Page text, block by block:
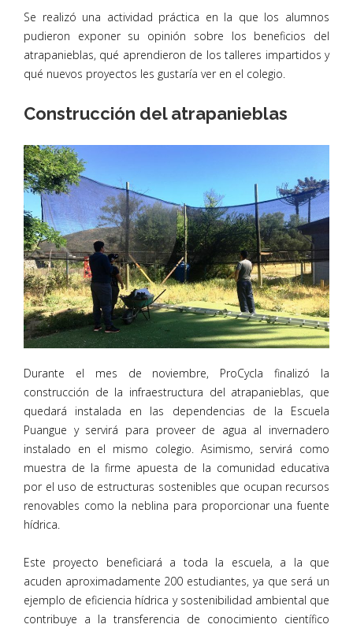
Se realizó una actividad práctica en la que los alumnos
pudieron exponer su opinión sobre los beneficios del
atrapanieblas, qué aprendieron de los talleres impartidos y
qué nuevos proyectos les gustaría ver en el colegio.
Construcción del atrapanieblas
Durante el mes de noviembre, ProCycla finalizó la
construcción de la infraestructura del atrapanieblas, que
quedará instalada en las dependencias de la Escuela
Puangue y servirá para proveer de agua al invernadero
instalado en el mismo colegio. Asimismo, servirá como
muestra de la firme apuesta de la comunidad educativa
por el uso de estructuras sostenibles que ocupan recursos
renovables como la neblina para proporcionar una fuente
hídrica.
Este proyecto beneficiará a toda la escuela, a la que
acuden aproximadamente 200 estudiantes, ya que será un
ejemplo de eficiencia hídrica y sostenibilidad ambiental que
contribuye a la transferencia de conocimiento científico